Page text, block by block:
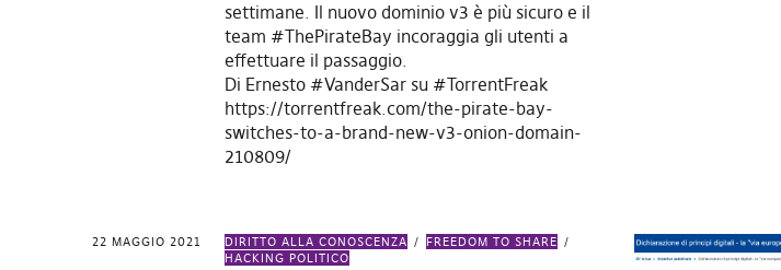
settimane. Il nuovo dominio v3 è più sicuro e il
team #ThePirateBay incoraggia gli utenti a
effettuare il passaggio.
Di Ernesto #VanderSar su #TorrentFreak
https://torrentfreak.com/the-pirate-bay-
switches-to-a-brand-new-v3-onion-domain-
210809/
22 MAGGIO 2021 DIRITTO ALLA CONOSCENZA
FREEDOM TO SHARE
HACKING POLITICO